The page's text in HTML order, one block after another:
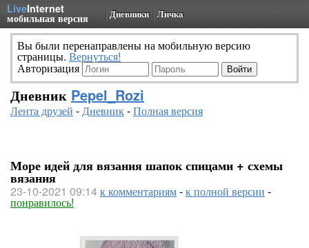
LiveInternet
мобильная версия Дневники Личка
Вы были перенаправлены на мобильную версию
страницы. Вернуться!
Авторизация
Дневник Pepel_Rozi
Лента друзей -Дневник-Полная версия
Море идей для вязания шапок спицами + схемы
вязания
23-10-2021 09:14к комментариям-к полной версии -
понравилось!